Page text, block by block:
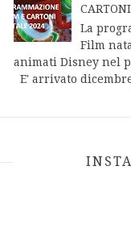
La
Film
animati Disney nel
E' arrivato